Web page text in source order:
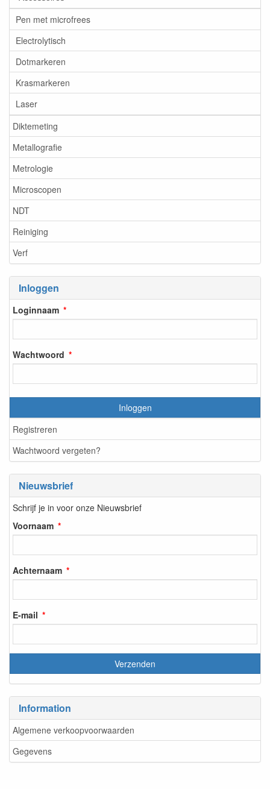
Pen met microfrees
Electrolytisch
Dotmarkeren
Krasmarkeren
Laser
Diktemeting
Metallografie
Metrologie
Microscopen
NDT
Reiniging
Verf
Inloggen
Loginnaam
Wachtwoord
Inloggen
Registreren
Wachtwoord vergeten?
Nieuwsbrief
Schrijf je in voor onze Nieuwsbrief
Voornaam
Achternaam
E-mail
Information
Algemene verkoopvoorwaarden
Gegevens